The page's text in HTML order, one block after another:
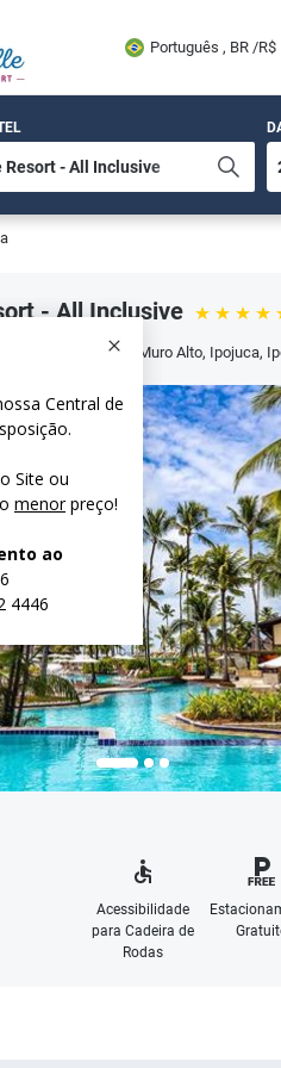
Português , BR /R$
- All Inclusive
Alto, s/n Praia de Muro Alto, Ipojuca,
Acessibilidade
para Cadeira de
Rodas